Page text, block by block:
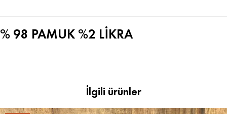
% 98 PAMUK %2 LİKRA
İlgili ürünler